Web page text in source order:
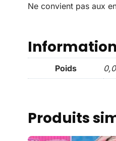
Ne convient pas aux
Poids
Produits